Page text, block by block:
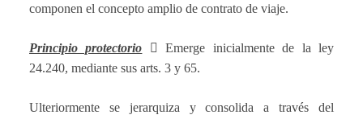
componen el concepto amplio de contrato de viaje.
Principio protectorio 
Emerge inicialmente de la ley
24.240, mediante sus arts. 3 y 65.
Ulteriormente se jerarquiza y consolida a través del